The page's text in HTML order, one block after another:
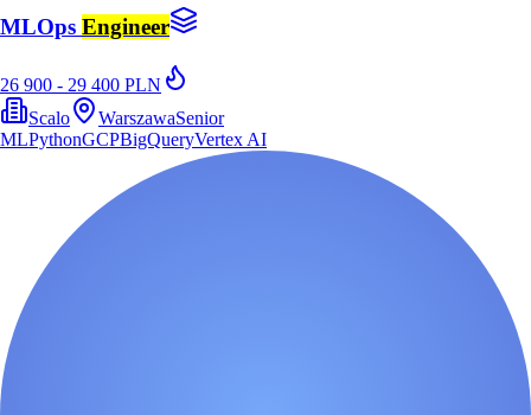
MLOps Engineer
26 900 - 29 400 PLN
Scalo
WarszawaSenior
MLPythonGCPBigQueryVertex AI